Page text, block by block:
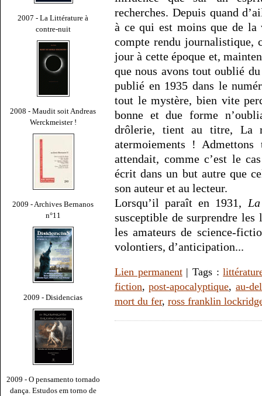
2007 - La Littérature à
contre-nuit
2008 - Maudit soit Andreas
Werckmeister !
2009 - Archives Bernanos
n°11
2009 - Disidencias
2009 - O pensamento tornado
dança. Estudos em torno de
recherches. Depuis quand
à ce qui est moins que de
compte rendu journalistique,
jour à cette époque et,
que nous avons tout oublié
publié en 1935 dans le
tout le mystère, bien vite
bonne et due forme
drôlerie, tient au titre, La
atermoiements !
attendait, comme c’est le
écrit dans un but autre que
son auteur et au lecteur.
Lorsqu’il paraît en 1931,
susceptible de surprendre
les amateurs de science-
volontiers, d’anticipation...
Lien permanent| Tags :
fiction,post-apocalyptique, au-
mort du fer, ross franklin